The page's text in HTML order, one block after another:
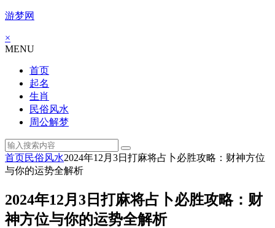
游梦网
×
MENU
首页
起名
生肖
民俗风水
周公解梦
首页民俗风水2024年12月3日打麻将占卜必胜攻略：财神方位
与你的运势全解析
2024年12月3日打麻将占卜必胜攻略：财
神方位与你的运势全解析